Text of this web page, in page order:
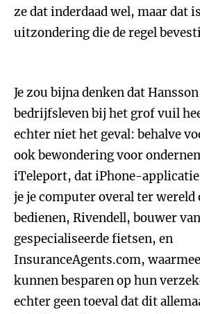
ze dat inderdaad wel, maar dat
uitzondering die de regel
Je zou bijna denken dat
bedrijfsleven bij het grof vuil
echter niet het geval: behalve
ook bewondering voor
iTeleport, dat iPhone-
je je computer overal ter
bedienen, Rivendell, bouwer van
gespecialiseerde fietsen, en
InsuranceAgents.com,
kunnen besparen op hun
echter geen toeval dat dit